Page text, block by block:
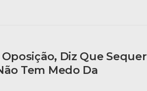
Diz Que Sequer
Tem Medo Da